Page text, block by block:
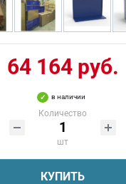
64 164 руб.
в наличии
Количество
шт
КУПИТЬ